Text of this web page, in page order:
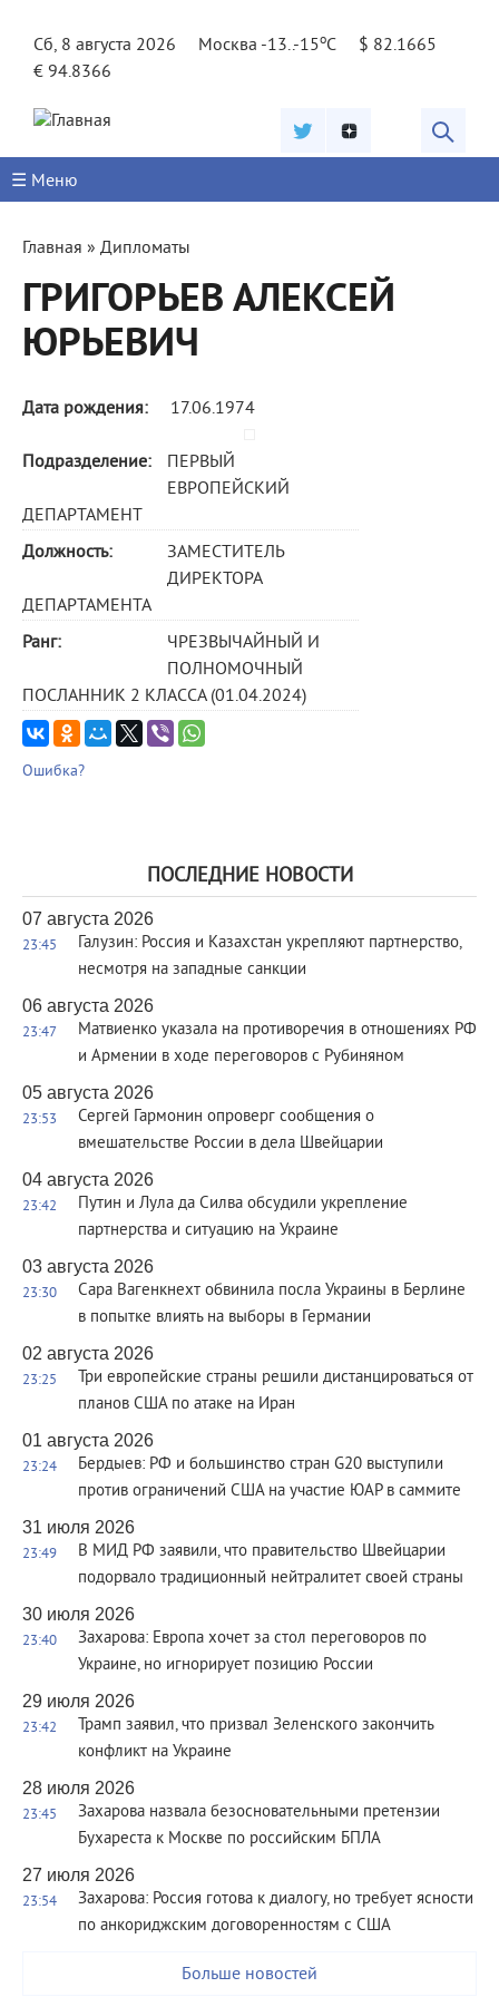
Сб, 8 августа 2026
Москва -13..-15oC
$ 82.1665
€ 94.8366
☰ Меню
Вы
здесь
Главная » Дипломаты
ГРИГОРЬЕВ АЛЕКСЕЙ
ЮРЬЕВИЧ
Дата рождения: 17.06.1974
Подразделение:
ПЕРВЫЙ
ЕВРОПЕЙСКИЙ
ДЕПАРТАМЕНТ
Должность:
ЗАМЕСТИТЕЛЬ
ДИРЕКТОРА
ДЕПАРТАМЕНТА
Ранг:
ЧРЕЗВЫЧАЙНЫЙ И
ПОЛНОМОЧНЫЙ
ПОСЛАННИК 2 КЛАССА (01.04.2024)
Ошибка?
ПОСЛЕДНИЕ НОВОСТИ
07 августа 2026
23:45
Галузин: Россия и Казахстан укрепляют партнерство,
несмотря на западные санкции
06 августа 2026
23:47
Матвиенко указала на противоречия в отношениях РФ
и Армении в ходе переговоров с Рубиняном
05 августа 2026
23:53
Сергей Гармонин опроверг сообщения о
вмешательстве России в дела Швейцарии
04 августа 2026
23:42
Путин и Лула да Силва обсудили укрепление
партнерства и ситуацию на Украине
03 августа 2026
23:30
Сара Вагенкнехт обвинила посла Украины в Берлине
в попытке влиять на выборы в Германии
02 августа 2026
23:25
Три европейские страны решили дистанцироваться от
планов США по атаке на Иран
01 августа 2026
23:24
Бердыев: РФ и большинство стран G20 выступили
против ограничений США на участие ЮАР в саммите
31 июля 2026
23:49
В МИД РФ заявили, что правительство Швейцарии
подорвало традиционный нейтралитет своей страны
30 июля 2026
23:40
Захарова: Европа хочет за стол переговоров по
Украине, но игнорирует позицию России
29 июля 2026
23:42
Трамп заявил, что призвал Зеленского закончить
конфликт на Украине
28 июля 2026
23:45
Захарова назвала безосновательными претензии
Бухареста к Москве по российским БПЛА
27 июля 2026
23:54
Захарова: Россия готова к диалогу, но требует ясности
по анкориджским договоренностям с США
Больше новостей